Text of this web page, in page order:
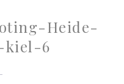
Heide-
kiel-6